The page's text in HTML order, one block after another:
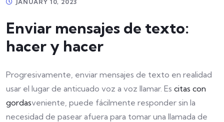
JANUARY 10, 2023
Enviar mensajes de texto:
hacer y hacer
Progresivamente, enviar mensajes de texto en realidad
usar el lugar de anticuado voz a voz llamar. Es citas con
gordasveniente, puede fácilmente responder sin la
necesidad de pasear afuera para tomar una llamada de